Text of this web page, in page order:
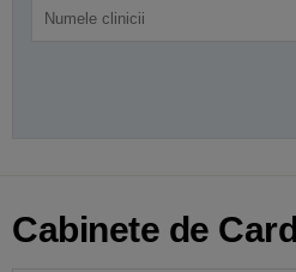
Cabinete de